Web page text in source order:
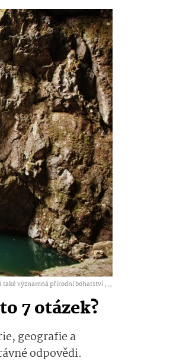
také významná přírodní bohatství ,...
7 otázek?
geografie a
odpovědi.